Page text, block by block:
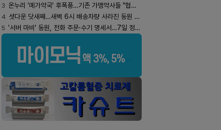
3 온누리 '메가약국' 후폭풍…기존 가맹약사들 "협의체 만들자"
4 셧다운 닷새째…새벽 6시 배송차량 사라진 동원 물류센터
5 '서버 마비' 동원, 전화 주문·수기 명세서…7일 정상화 되나